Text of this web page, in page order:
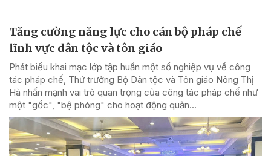
Tăng cường năng lực cho cán bộ pháp chế
lĩnh vực dân tộc và tôn giáo
Phát biểu khai mạc lớp tập huấn một số nghiệp vụ về công
tác pháp chế, Thứ trưởng Bộ Dân tộc và Tôn giáo Nông Thị
Hà nhấn mạnh vai trò quan trọng của công tác pháp chế như
một "gốc", "bệ phóng" cho hoạt động quản...